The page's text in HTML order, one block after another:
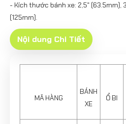
- Kích thước bánh xe: 2,5" (63.5mm),
(125mm).
Nội dung Chi Tiết
MÃ HÀNG
BÁNH
XE
Ổ BI